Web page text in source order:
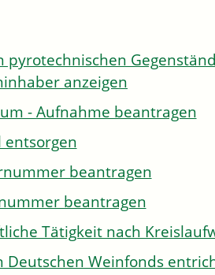
pyrotechnischen
anzeigen
- Aufnahme beantragen
beantragen
beantragen
Tätigkeit nach
Deutschen Weinfonds